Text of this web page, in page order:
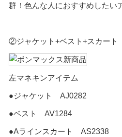
群！色んな人におすすめしたい
②ジャケット+ベスト+スカート
左マネキンアイテム
●ジャケット AJ0282
●ベスト AV1284
●Aラインスカート AS2338